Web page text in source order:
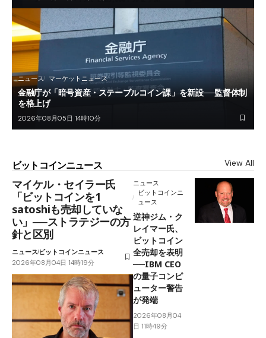
ニュース マーケットニュース
金融庁が「暗号資産・ステーブルコイン課」を新設──監督体制
を格上げ
2026年08月05日 14時10分
ビットコインニュース View All
マイケル・セイラー氏
「ビットコインを1
satoshiも売却していな
い」──ストラテジーの方
針と区別
ニュースビットコインニュース
2026年08月04日 14時19分
ニュース
ビットコインニ
ュース
逆神ジム・ク
レイマー氏、
ビットコイン
全売却を表明
──IBM CEO
の量子コンピ
ューター警告
が発端
2026年08月04
日 11時49分